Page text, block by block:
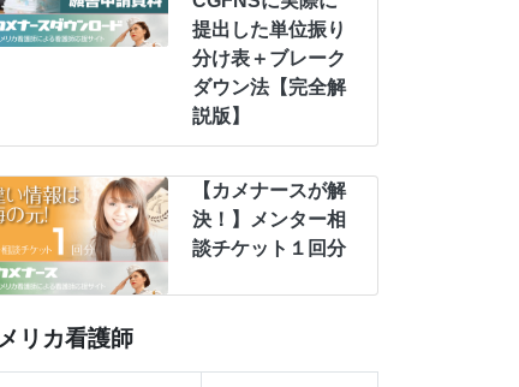
提出した単位振り
分け表＋ブレーク
ダウン法【完全解
説版】
【カメナースが解
決！】メンター相
談チケット１回分
リカ看護師